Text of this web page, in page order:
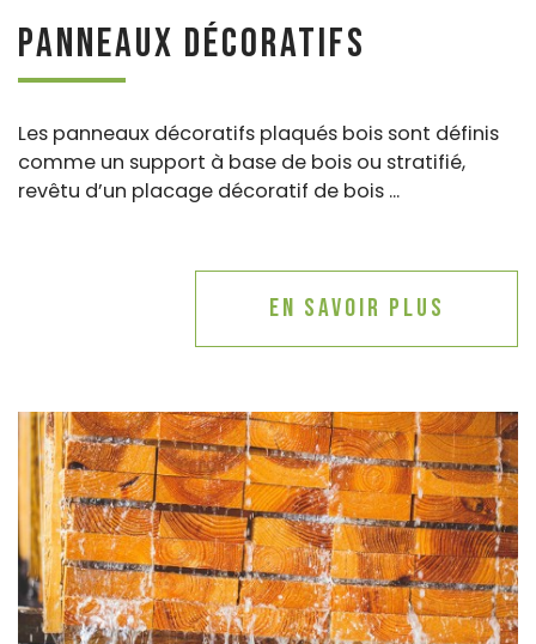
Panneaux décoratifs
Les panneaux décoratifs plaqués bois sont définis
comme un support à base de bois ou stratifié,
revêtu d’un placage décoratif de bois ...
En savoir plus